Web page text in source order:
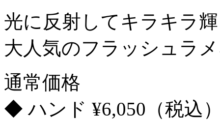
光に反射してキラキラ
大人気のフラッシュラ
通常価格
◆ ハンド ¥6,050（税込